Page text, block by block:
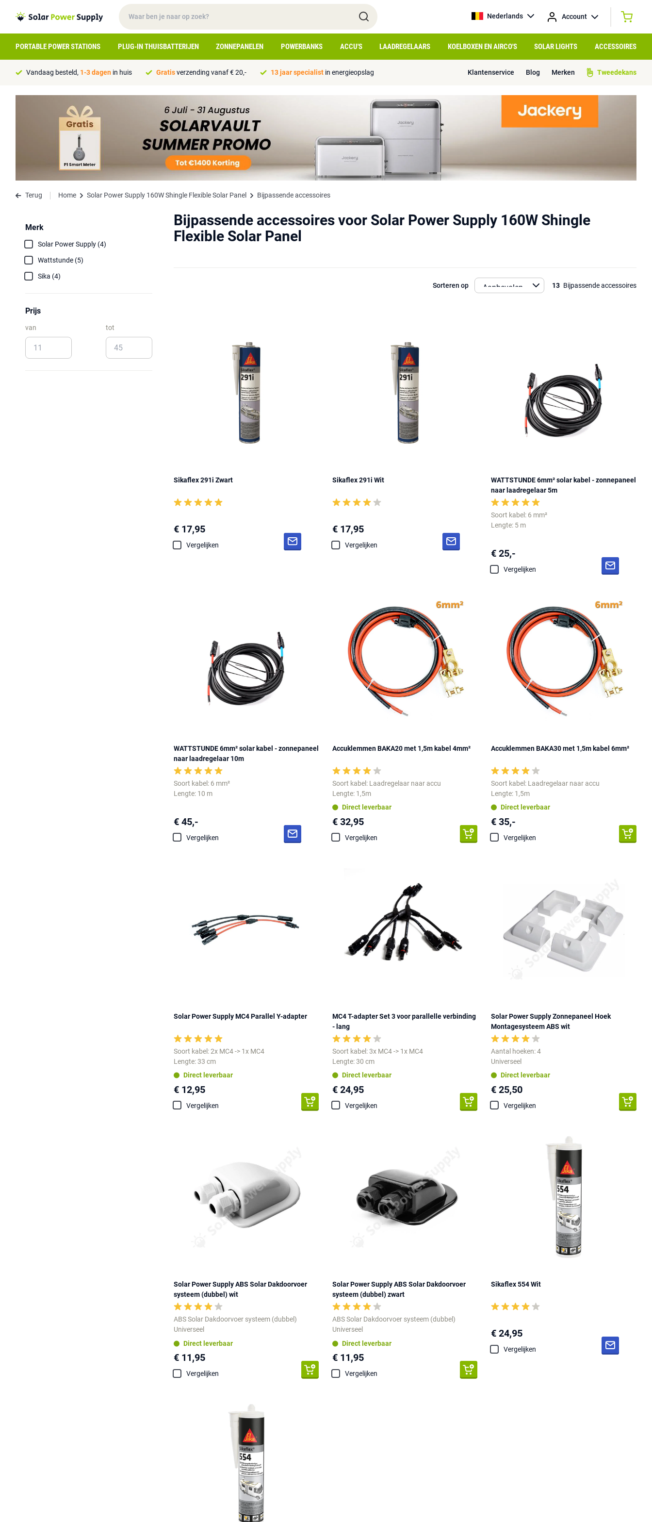
Nederlands Account
PORTABLE POWER STATIONS PLUG-IN THUISBATTERIJEN ZONNEPANELEN POWERBANKS ACCU'S LAADREGELAARS KOELBOXEN EN AIRCO'S SOLAR LIGHTS ACCESSOIRES
Vandaag besteld, 1-3 dagen in huis Gratisverzending vanaf € 20,- 13 jaar specialist in energieopslag Klantenservice Blog Merken Tweedekans
Terug Home Solar Power Supply 160W Shingle Flexible Solar Panel Bijpassende accessoires
Merk
Solar Power Supply (4)
Wattstunde (5)
Sika (4)
Prijs
van tot
Bijpassende accessoires voor Solar Power Supply 160W Shingle
Flexible Solar Panel
Sorteren op 13 Bijpassende accessoires
Sikaflex 291i Zwart
€ 17,95
Vergelijken
Sikaflex 291i Wit
€ 17,95
Vergelijken
WATTSTUNDE 6mm² solar kabel - zonnepaneel
naar laadregelaar 5m
Soort kabel: 6 mm²
Lengte: 5 m
€ 25,-
Vergelijken
WATTSTUNDE 6mm² solar kabel - zonnepaneel
naar laadregelaar 10m
Soort kabel: 6 mm²
Lengte: 10 m
€ 45,-
Vergelijken
Accuklemmen BAKA20 met 1,5m kabel 4mm²
Soort kabel: Laadregelaar naar accu
Lengte: 1,5m
Direct leverbaar
€ 32,95
Vergelijken
Accuklemmen BAKA30 met 1,5m kabel 6mm²
Soort kabel: Laadregelaar naar accu
Lengte: 1,5m
Direct leverbaar
€ 35,-
Vergelijken
Solar Power Supply MC4 Parallel Y-adapter
Soort kabel: 2x MC4 -> 1x MC4
Lengte: 33 cm
Direct leverbaar
€ 12,95
Vergelijken
MC4 T-adapter Set 3 voor parallelle verbinding
- lang
Soort kabel: 3x MC4 -> 1x MC4
Lengte: 30 cm
Direct leverbaar
€ 24,95
Vergelijken
Solar Power Supply Zonnepaneel Hoek
Montagesysteem ABS wit
Aantal hoeken: 4
Universeel
Direct leverbaar
€ 25,50
Vergelijken
Solar Power Supply ABS Solar Dakdoorvoer
systeem (dubbel) wit
ABS Solar Dakdoorvoer systeem (dubbel)
Universeel
Direct leverbaar
€ 11,95
Vergelijken
Solar Power Supply ABS Solar Dakdoorvoer
systeem (dubbel) zwart
ABS Solar Dakdoorvoer systeem (dubbel)
Universeel
Direct leverbaar
€ 11,95
Vergelijken
Sikaflex 554 Wit
€ 24,95
Vergelijken